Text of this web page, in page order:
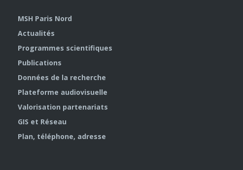
MSH Paris Nord
Actualités
Programmes scientifiques
Publications
Données de la recherche
Plateforme audiovisuelle
Valorisation partenariats
GIS et Réseau
Plan, téléphone, adresse